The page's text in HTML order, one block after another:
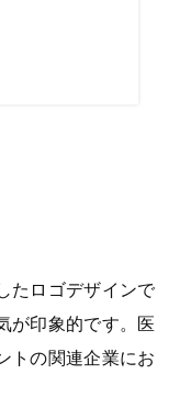
たロゴデザインで
が印象的です。医
トの関連企業にお